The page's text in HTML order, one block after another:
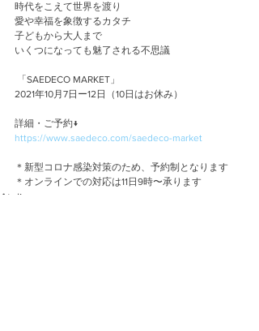
時代をこえて世界を渡り
愛や幸福を象徴するカタチ
子どもから大人まで
いくつになっても魅了される不思議
「SAEDECO MARKET」
2021年10月7日ー12日（10日はお休み）
詳細・ご予約↓
https://www.saedeco.com/saedeco-market
＊新型コロナ感染対策のため、予約制となります
＊オンラインでの対応は11日9時〜承ります
Atelier